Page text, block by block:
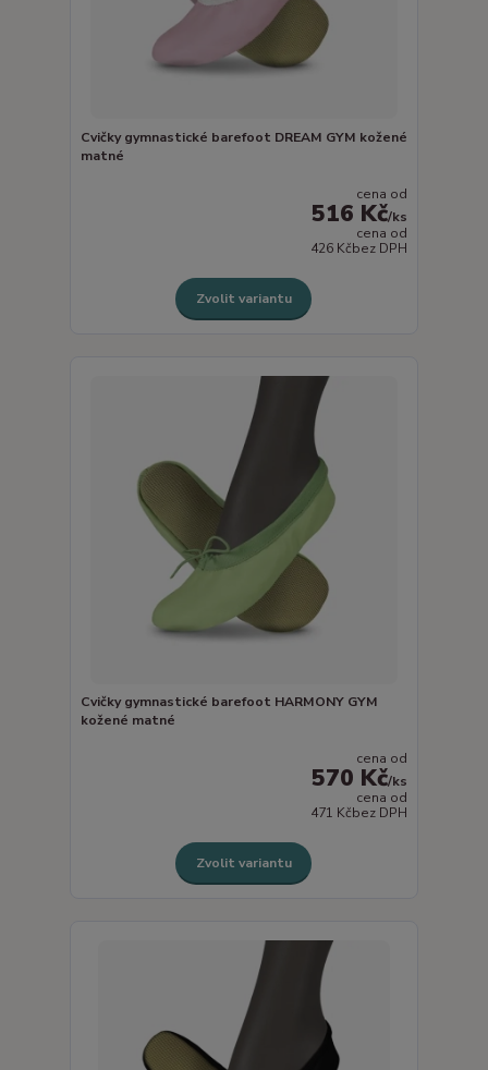
Cvičky gymnastické barefoot DREAM GYM kožené
matné
cena od
516 Kč/ks
cena od
426 Kčbez DPH
Zvolit variantu
Cvičky gymnastické barefoot HARMONY GYM
kožené matné
cena od
570 Kč/ks
cena od
471 Kčbez DPH
Zvolit variantu